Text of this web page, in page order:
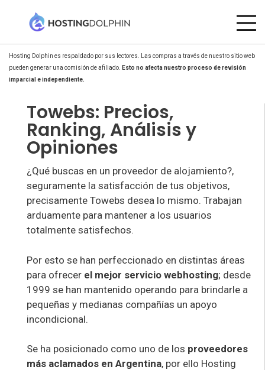
Hosting Dolphin es respaldado por sus lectores. Las compras a través de nuestro sitio web
pueden generar una comisión de afiliado.
Esto no afecta nuestro proceso de revisión
imparcial e independiente.
Towebs: Precios,
Ranking, Análisis y
Opiniones
¿Qué buscas en un proveedor de alojamiento?,
seguramente la satisfacción de tus objetivos,
precisamente Towebs desea lo mismo. Trabajan
arduamente para mantener a los usuarios
totalmente satisfechos.
Por esto se han perfeccionado en distintas áreas
para ofrecer el mejor servicio webhosting; desde
1999 se han mantenido operando para brindarle a
pequeñas y medianas compañías un apoyo
incondicional.
Se ha posicionado como uno de los proveedores
más aclamados en Argentina, por ello Hosting